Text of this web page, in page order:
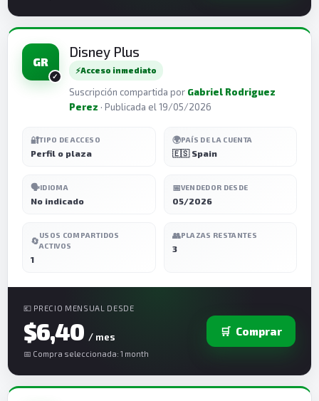
GR
Disney Plus
⚡Acceso inmediato
Suscripción compartida por Gabriel Rodriguez
Perez · Publicada el 19/05/2026
🔐TIPO DE ACCESO
Perfil o plaza
🌍PAÍS DE LA CUENTA
🇪🇸 Spain
🗣️IDIOMA
No indicado
📅VENDEDOR DESDE
05/2026
🔄
USOS COMPARTIDOS
ACTIVOS
1
👥PLAZAS RESTANTES
3
💶 PRECIO MENSUAL DESDE
$6,40 / mes
📅 Compra seleccionada: 1 month
🛒 Comprar